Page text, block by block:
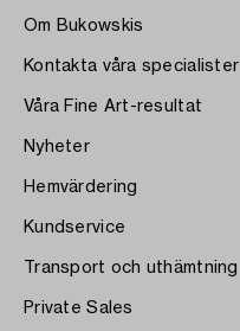
Om Bukowskis
Kontakta våra specialister
Våra Fine Art-resultat
Nyheter
Hemvärdering
Kundservice
Transport och uthämtning
Private Sales